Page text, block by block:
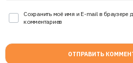
Сохранить моё имя и E-mail в браузере
комментариев